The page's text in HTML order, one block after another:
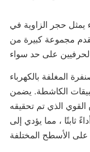
يمثل حجر الزاوية في
مجموعة كبيرة من
المغلفة بالكهرباء
الكاشطة. يضمن
القوي الذي تم تحقيقه
ثابتًا ، مما يؤدي إلى